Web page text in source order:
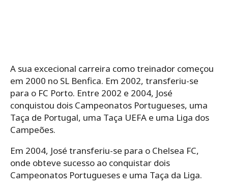
A sua excecional carreira como treinador começou
em 2000 no SL Benfica. Em 2002, transferiu-se
para o FC Porto. Entre 2002 e 2004, José
conquistou dois Campeonatos Portugueses, uma
Taça de Portugal, uma Taça UEFA e uma Liga dos
Campeões.
Em 2004, José transferiu-se para o Chelsea FC,
onde obteve sucesso ao conquistar dois
Campeonatos Portugueses e uma Taça da Liga.